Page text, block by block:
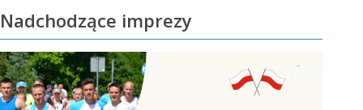
Nadchodzące imprezy